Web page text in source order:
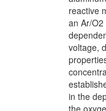
reactive
an Ar/
voltage,
in the
the